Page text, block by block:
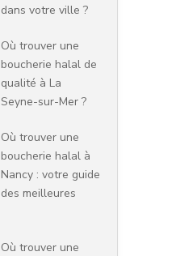
dans votre ville ?
Où trouver une
boucherie halal de
qualité à La
Seyne-sur-Mer ?
Où trouver une
boucherie halal à
Nancy : votre guide
des meilleures
Où trouver une